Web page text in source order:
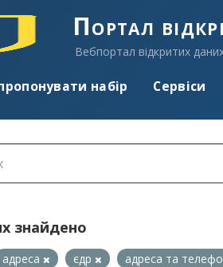
Портал
Вебпортал відкритих
набір Сервіси
знайдено
адреса єдр
адреса та